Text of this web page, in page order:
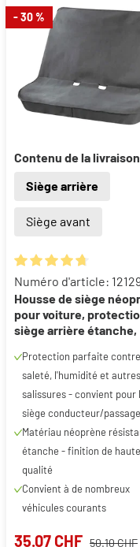
- 30 %
Contenu de la
Siège arrière
Siège avant
Note moyenne de
Numéro d'article:
Housse de siège
pour voiture,
siège arrière étanche,
universelle et robuste
voiture/camion, 1 pièce
Protection parfaite
saleté, l'humidité et autres
salissures - convient pour
siège conducteur/
Matériau néoprène
étanche - finition de haute
qualité
Convient à de nombreux
véhicules courants
35.07 CHF 50.10 CHF